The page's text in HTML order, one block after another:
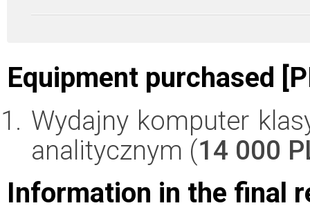
Equipment purchased
Wydajny komputer
analitycznym (14 000
Information in the final